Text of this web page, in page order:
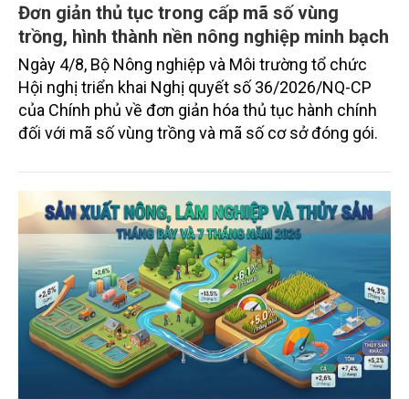
Đơn giản thủ tục trong cấp mã số vùng
trồng, hình thành nền nông nghiệp minh bạch
Ngày 4/8, Bộ Nông nghiệp và Môi trường tổ chức
Hội nghị triển khai Nghị quyết số 36/2026/NQ-CP
của Chính phủ về đơn giản hóa thủ tục hành chính
đối với mã số vùng trồng và mã số cơ sở đóng gói.